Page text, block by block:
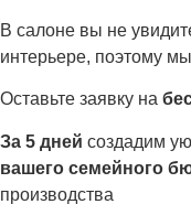
В салоне вы не
интерьере, поэтому
Оставьте заявку на
За 5 дней создадим
вашего семейного
производства